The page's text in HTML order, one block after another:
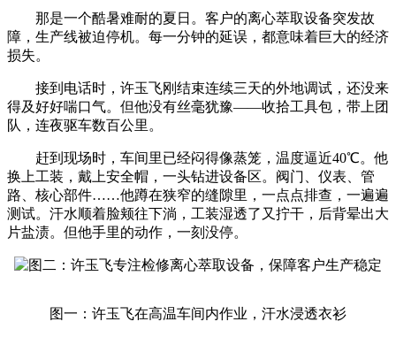
那是一个酷暑难耐的夏日。客户的离心萃取设备突发故
障，生产线被迫停机。每一分钟的延误，都意味着巨大的经济
损失。
接到电话时，许玉飞刚结束连续三天的外地调试，还没来
得及好好喘口气。但他没有丝毫犹豫——收拾工具包，带上团
队，连夜驱车数百公里。
赶到现场时，车间里已经闷得像蒸笼，温度逼近40℃。他
换上工装，戴上安全帽，一头钻进设备区。阀门、仪表、管
路、核心部件……他蹲在狭窄的缝隙里，一点点排查，一遍遍
测试。汗水顺着脸颊往下淌，工装湿透了又拧干，后背晕出大
片盐渍。但他手里的动作，一刻没停。
图一：许玉飞在高温车间内作业，汗水浸透衣衫